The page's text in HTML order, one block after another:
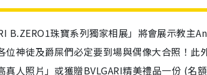
B.ZERO1珠寶系列獨家相展」將會展示教主
神徒及爵屎們必定要到場與偶像大合照！此
人照片」或獲贈BVLGARI精美禮品一份 (名